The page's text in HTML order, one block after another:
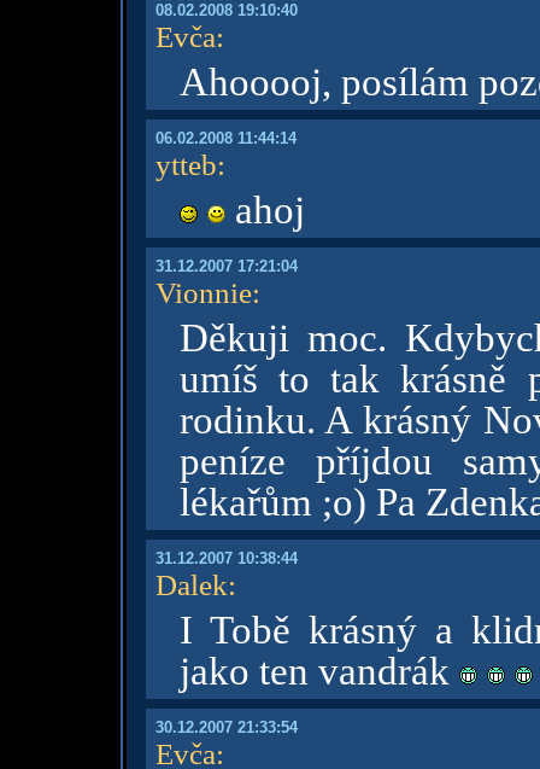
08.02.2008 19:10:40
Evča:
Ahooooj, posílám
06.02.2008 11:44:14
ytteb:
ahoj
31.12.2007 17:21:04
Vionnie:
Děkuji moc.
umíš to tak krásně
rodinku. A krásný
peníze příjdou
lékařům ;o) Pa
31.12.2007 10:38:44
Dalek:
I Tobě krásný a
jako ten vandrák
30.12.2007 21:33:54
Evča: